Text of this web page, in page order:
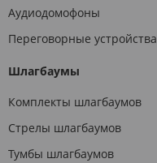
Аудиодомофоны
Переговорные устройства
Шлагбаумы
Комплекты шлагбаумов
Стрелы шлагбаумов
Тумбы шлагбаумов